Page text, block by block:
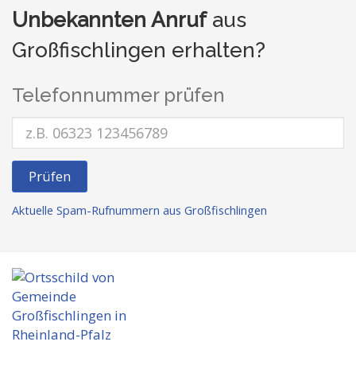
Unbekannten Anrufaus
Großfischlingen erhalten?
Telefonnummer prüfen
Prüfen
Aktuelle Spam-Rufnummern aus Großfischlingen